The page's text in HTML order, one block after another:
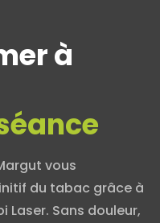
à
vous
du tabac grâce à
Sans douleur,